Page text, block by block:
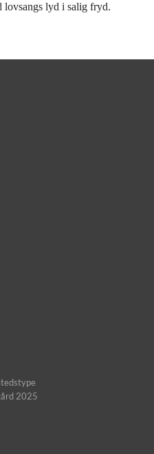
lovsangs lyd i salig fryd.
2025